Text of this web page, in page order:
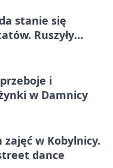
stanie się
Ruszyły
i
w Damnicy
zajęć w Kobylnicy.
dance